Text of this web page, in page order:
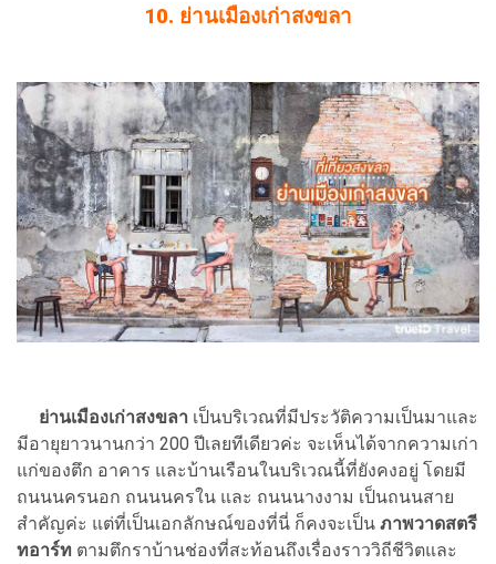
10. ย่านเมืองเก่าสงขลา
ย่านเมืองเก่าสงขลา เป็นบริเวณที่มีประวัติความเป็นมาและ
มีอายุยาวนานกว่า 200 ปีเลยทีเดียวค่ะ จะเห็นได้จากความเก่า
แก่ของตึก อาคาร และบ้านเรือนในบริเวณนี้ที่ยังคงอยู่ โดยมี
ถนนนครนอก ถนนนครใน และ ถนนนางงาม เป็นถนนสาย
สำคัญค่ะ แต่ที่เป็นเอกลักษณ์ของที่นี่ ก็คงจะเป็น ภาพวาดสตรี
ทอาร์ท ตามตึกราบ้านช่องที่สะท้อนถึงเรื่องราววิถีชีวิตและ